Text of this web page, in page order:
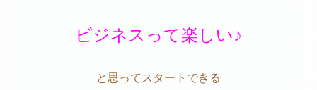
ビジネスって楽しい♪
と思ってスタートできる